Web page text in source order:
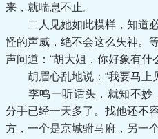
来，就喘息不止。
二人见她如此模样，知道必
怪的声威，绝不会这么失神。
声问道：“胡大姐，你好象有什
胡眉心乱地说：“我要马上
李鸣一听话头，就知不妙
分手已经一天多了。找他还不
方，一个是京城驸马府，另一